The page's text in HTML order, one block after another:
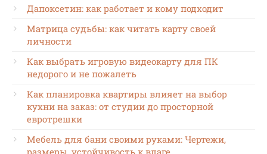
Дапоксетин: как работает и кому подходит
Матрица судьбы: как читать карту своей
личности
Как выбрать игровую видеокарту для ПК
недорого и не пожалеть
Как планировка квартиры влияет на выбор
кухни на заказ: от студии до просторной
евротрешки
Мебель для бани своими руками: Чертежи,
размеры, устойчивость к влаге